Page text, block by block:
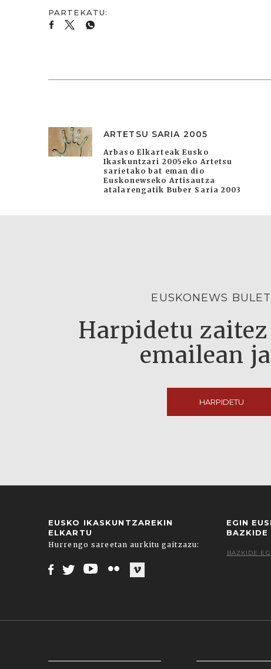
ARTETSU SARIA 2005
Arbaso Elkarteak Eusko
Ikaskuntzari 2005eko Artetsu
sarietako bat eman dio
Euskonewseko Artisautza
atalarengatik Buber Saria 2003
EUSKONEWS
Harpidetu
emailean
HARPIDETU
EUSKO IKASKUNTZAREKIN
ELKARTU
Hurrengo sareetan aurkitu gaitzazu:
EGIN
BAZKIDE
BAZKIDE